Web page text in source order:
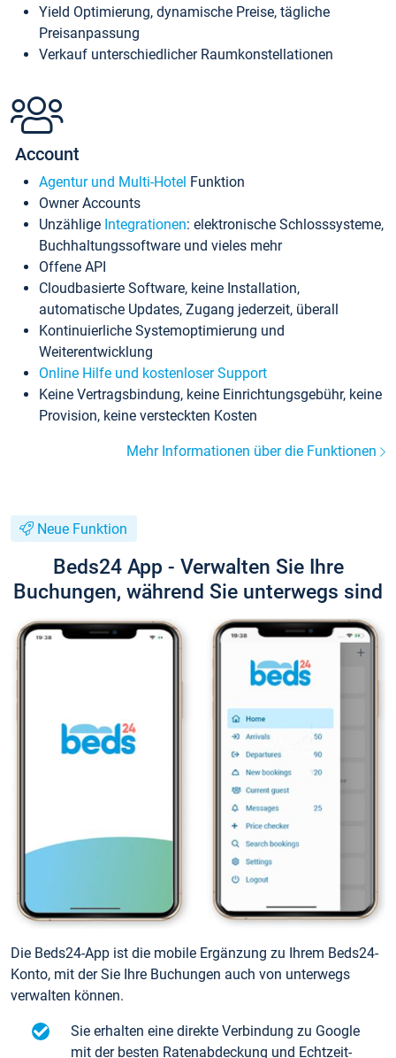
Yield Optimierung, dynamische Preise, tägliche
Preisanpassung
Verkauf unterschiedlicher Raumkonstellationen
Account
Agentur und Multi-Hotel Funktion
Owner Accounts
Unzählige Integrationen: elektronische Schlosssysteme,
Buchhaltungssoftware und vieles mehr
Offene API
Cloudbasierte Software, keine Installation,
automatische Updates, Zugang jederzeit, überall
Kontinuierliche Systemoptimierung und
Weiterentwicklung
Online Hilfe und kostenloser Support
Keine Vertragsbindung, keine Einrichtungsgebühr, keine
Provision, keine versteckten Kosten
Mehr Informationen über die Funktionen
Neue Funktion
Beds24 App - Verwalten Sie Ihre
Buchungen, während Sie unterwegs sind
Die Beds24-App ist die mobile Ergänzung zu Ihrem Beds24-
Konto, mit der Sie Ihre Buchungen auch von unterwegs
verwalten können.
Sie erhalten eine direkte Verbindung zu Google
mit der besten Ratenabdeckung und Echtzeit-